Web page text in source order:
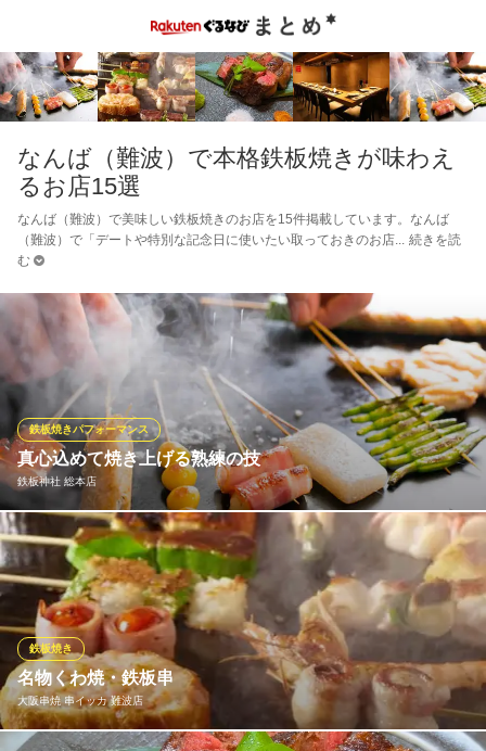
なんば（難波）で本格鉄板焼きが味わえ
るお店15選
なんば（難波）で美味しい鉄板焼きのお店を15件掲載しています。なんば
（難波）で「デートや特別な記念日に使いたい取っておきのお店
続きを読
む
真心込めて焼き上げる熟練の技
鉄板神社 総本店
鉄板焼きパフォーマンス
誇りを持った職人達の、洗練された鉄板マジックの数々をお楽し
みください♪素材の持ち味を最大限に引き出し、一串一串心を込め
てお届け致します！ 鉄板神社を楽しむならちょうどいいところで
ストップする、おまかせコースがおすすめ！約30種の串焼きを厳
選し、ペースに合わせてお食事が出来るストップ制コースです。
鉄板神社 総本店
ミナミの人気店鉄板串焼
大阪メトロ御堂筋線なんば駅 徒歩3分
名物くわ焼・鉄板串
大阪串焼 串イッカ 難波店
鉄板焼き